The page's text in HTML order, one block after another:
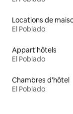
Locations de
El Poblado
Appart'hôtels
El Poblado
Chambres d'hôtel
El Poblado